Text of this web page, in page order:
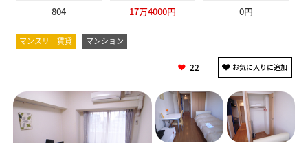
804 17万4000円 0円
マンスリー賃貸 マンション
22